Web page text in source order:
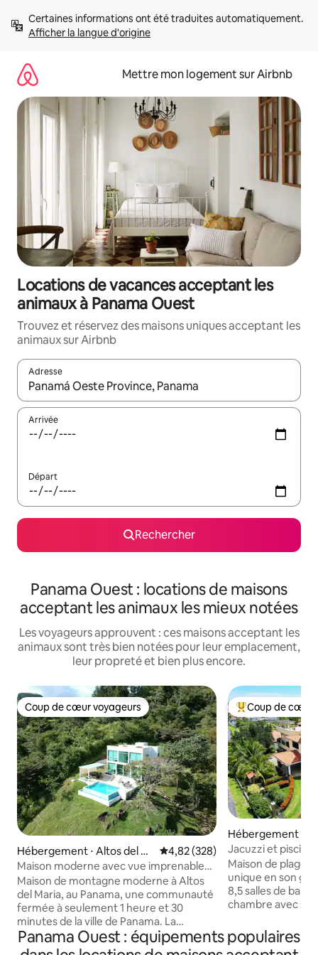
directement
Afficher la langue d'origine
Mettre mon logement sur Airbnb
Locations de vacances acceptant les
animaux à Panama Ouest
Trouvez et réservez des maisons uniques acceptant les
animaux sur Airbnb
Adresse
Lorsque les résultats s'affichent, utilisez les flèches vers le
Arrivée
Départ
Rechercher
Panama Ouest : locations de maisons
acceptant les animaux les mieux notées
Les voyageurs approuvent : ces maisons acceptant les
animaux sont très bien notées pour leur emplacement,
leur propreté et bien plus encore.
Coup de cœur voyageurs
Coup de cœur voyageurs
Hébergement ⋅ Altos del M
aria
Évaluation moyenne sur la
4,82 (328)
Maison moderne avec vue imprenable
et piscine chauffée
Maison de montagne moderne à Altos
del Maria, au Panama, une communauté
fermée à seulement 1 heure et 30
minutes de la ville de Panama. La
communauté dispose de rivières, de
sentiers d'observation des oiseaux et se
Coups de cœur
Coup de cœur
Hébergement ⋅
Jacuzzi et piscine
l'océan | Service
Maison de plage
unique en son genre. 7 chambres,
8,5 salles de bain.
chambre avec
dans toutes les
séparée - Piscine sur le toit, jacuzzi, bar,
Panama Ouest : équipements populaires